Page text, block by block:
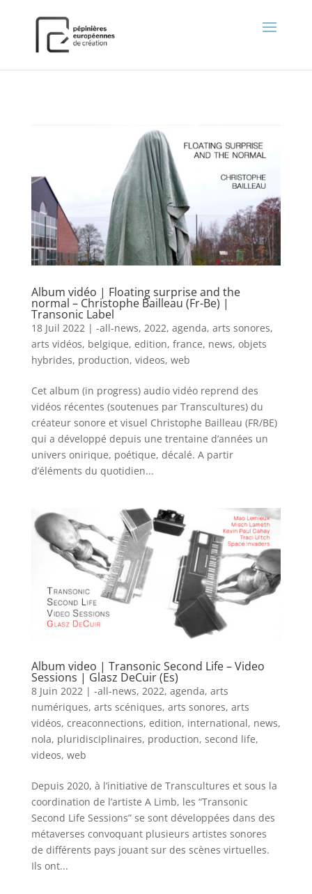
Album vidéo | Floating surprise and the
normal – Christophe Bailleau (Fr-Be) |
Transonic Label
18 Juil 2022 | -all-news, 2022, agenda, arts sonores,
arts vidéos, belgique, edition, france, news, objets
hybrides, production, videos, web
Cet album (in progress) audio vidéo reprend des
vidéos récentes (soutenues par Transcultures) du
créateur sonore et visuel Christophe Bailleau (FR/BE)
qui a développé depuis une trentaine d’années un
univers onirique, poétique, décalé. A partir
d’éléments du quotidien...
Album video | Transonic Second Life – Video
Sessions | Glasz DeCuir (Es)
8 Juin 2022| -all-news, 2022, agenda, arts
numériques, arts scéniques, arts sonores, arts
vidéos, creaconnections, edition, international, news,
nola, pluridisciplinaires, production, second life,
videos, web
Depuis 2020, à l’initiative de Transcultures et sous la
coordination de l’artiste A Limb, les “Transonic
Second Life Sessions” se sont développées dans des
métaverses convoquant plusieurs artistes sonores
de différents pays jouant sur des scènes virtuelles.
Ils ont...